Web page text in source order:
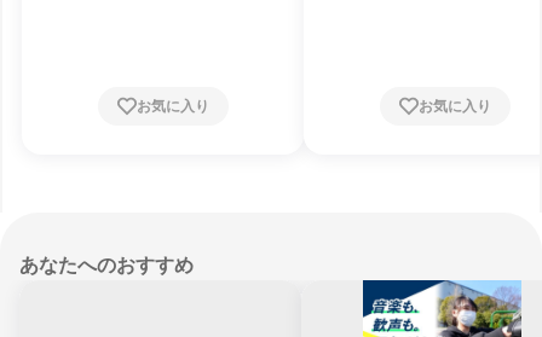
お気に入り お気に入り
あなたへのおすすめ